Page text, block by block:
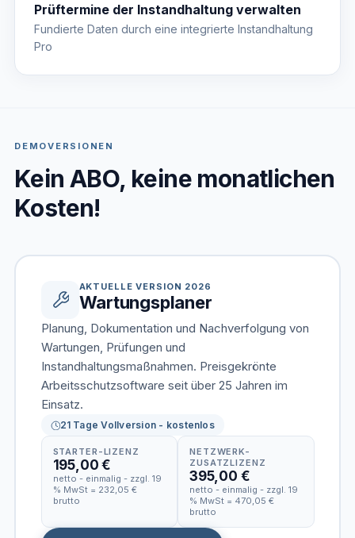
Prüftermine der Instandhaltung verwalten
Fundierte Daten durch eine integrierte Instandhaltung
Pro
DEMOVERSIONEN
Kein ABO, keine monatlichen
Kosten!
AKTUELLE VERSION 2026
Wartungsplaner
Planung, Dokumentation und Nachverfolgung von
Wartungen, Prüfungen und
Instandhaltungsmaßnahmen. Preisgekrönte
Arbeitsschutzsoftware seit über 25 Jahren im
Einsatz.
21 Tage Vollversion - kostenlos
STARTER-LIZENZ
195,00 €
netto - einmalig - zzgl. 19
% MwSt = 232,05 €
brutto
NETZWERK-
ZUSATZLIZENZ
395,00 €
netto - einmalig - zzgl. 19
% MwSt = 470,05 €
brutto